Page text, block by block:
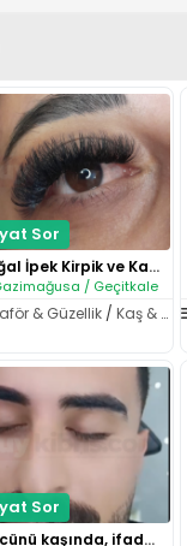
Sor
Doğal İpek Kirpik ve Kaş Şekil..
/ Geçitkale
& Güzellik/ Kaş & Kirpik Laminasyonu
Sor
Gücünü kaşında, ifadenle göste..